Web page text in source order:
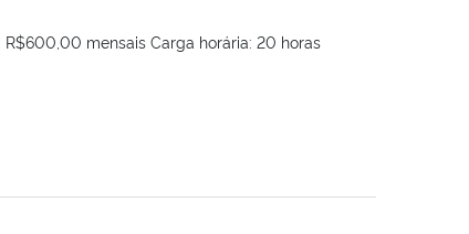
mensais Carga horária: 20 horas